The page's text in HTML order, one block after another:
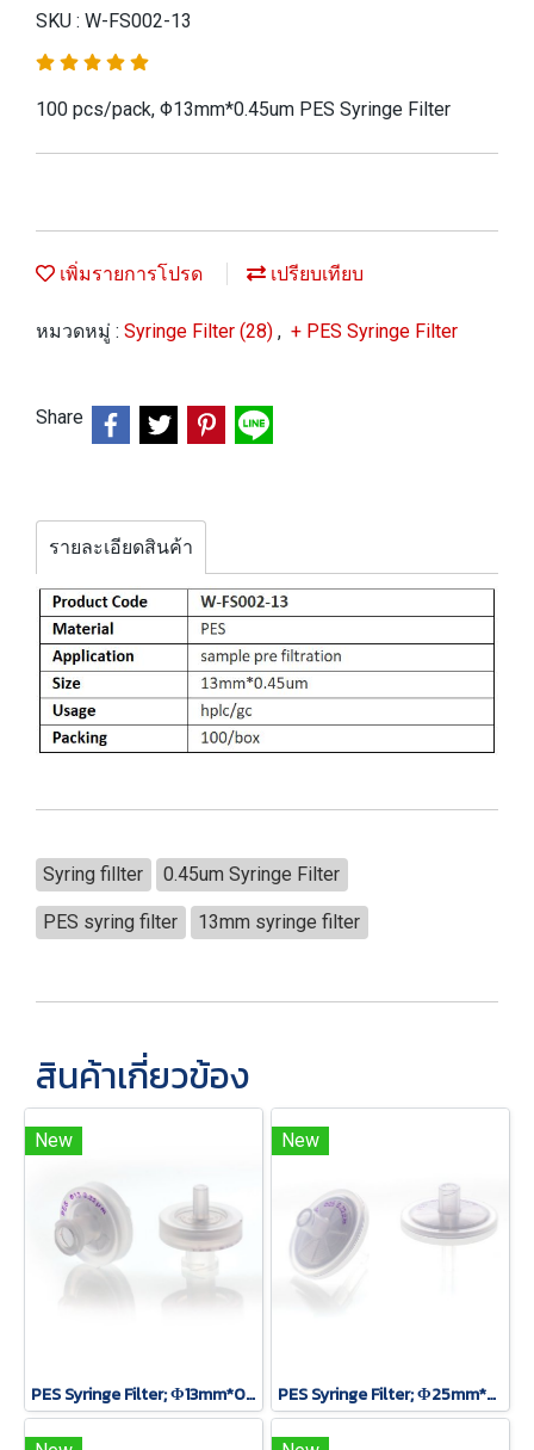
SKU : W-FS002-13
100 pcs/pack, Φ13mm*0.45um PES Syringe Filter
เพิ่มรายการโปรด เปรียบเทียบ
หมวดหมู่ : Syringe Filter (28) , + PES Syringe Filter
Share
รายละเอียดสินค้า
Syring fillter 0.45um Syringe Filter
PES syring filter 13mm syringe filter
สินค้าเกี่ยวข้อง
New
PES Syringe Filter; Φ13mm*0.22um, 100 pcs/pack
New
PES Syringe Filter; Φ25mm*0.22um, 100 pcs/pack